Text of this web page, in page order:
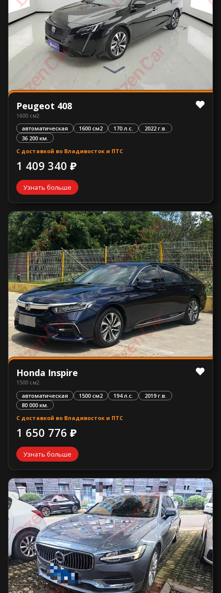
Peugeot 408
1600 см2.
автоматическая
1600 см2 170 л.с.
2022 г.в.
36 200 км.
С доставкой во Владивосток и ПТС
1 409 340 ₽
Узнать больше
Honda Inspire
1500 см2.
автоматическая
1500 см2 194 л.с.
2019 г.в.
80 000 км.
С доставкой во Владивосток и ПТС
1 650 776 ₽
Узнать больше